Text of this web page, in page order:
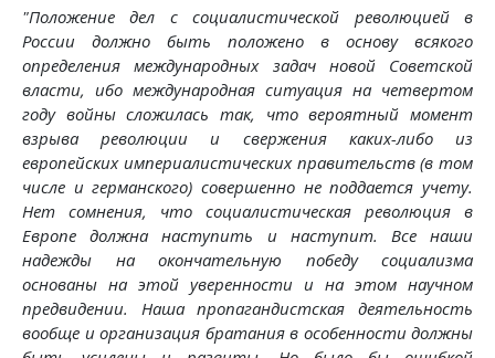
"Положение дел с социалистической революцией в
России должно быть положено в основу всякого
определения международных задач новой Советской
власти, ибо международная ситуация на четвертом
году войны сложилась так, что вероятный момент
взрыва революции и свержения каких-либо из
европейских империалистических правительств (в том
числе и германского) совершенно не поддается учету.
Нет сомнения, что социалистическая революция в
Европе должна наступить и наступит. Все наши
надежды на окончательную победу социализма
основаны на этой уверенности и на этом научном
предвидении. Наша пропагандистская деятельность
вообще и организация братания в особенности должны